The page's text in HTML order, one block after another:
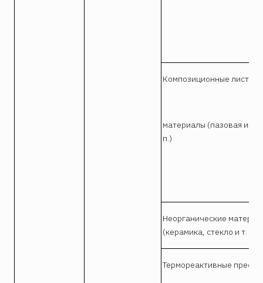
Композиционные
материалы (пазовая
п.)
Неорганические
(керамика, стекло и т. п.)
Термореактивные пресс-